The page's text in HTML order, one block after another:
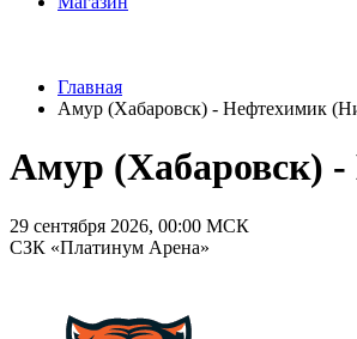
Главная
Амур (Хабаровск) - Нефтехимик
Амур (Хабаровск)
29 сентября 2026, 00:00 МСК
СЗК «Платинум Арена»